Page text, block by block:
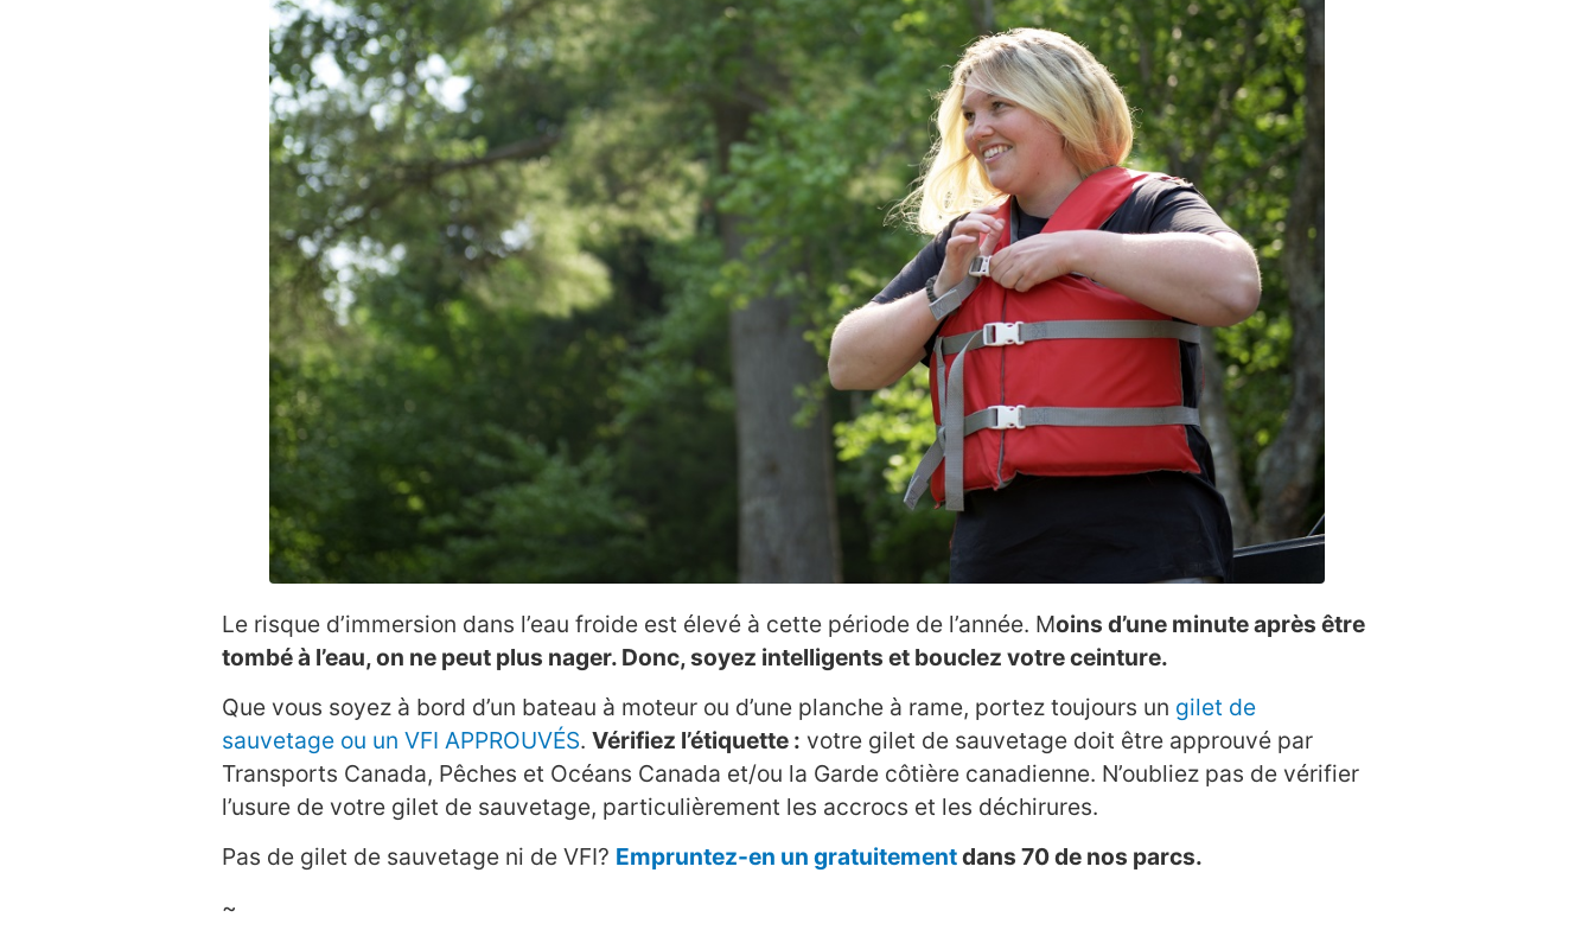
Le risque d’immersion dans l’eau froide est élevé à cette période de l’année. Moins d’une minute après être
tombé à l’eau, on ne peut plus nager. Donc, soyez intelligents et bouclez votre ceinture.
Que vous soyez à bord d’un bateau à moteur ou d’une planche à rame, portez toujours un gilet de
sauvetage ou un VFI APPROUVÉS. Vérifiez l’étiquette : votre gilet de sauvetage doit être approuvé par
Transports Canada, Pêches et Océans Canada et/ou la Garde côtière canadienne. N’oubliez pas de vérifier
l’usure de votre gilet de sauvetage, particulièrement les accrocs et les déchirures.
Pas de gilet de sauvetage ni de VFI? Empruntez-en un gratuitementdans 70 de nos parcs.
~